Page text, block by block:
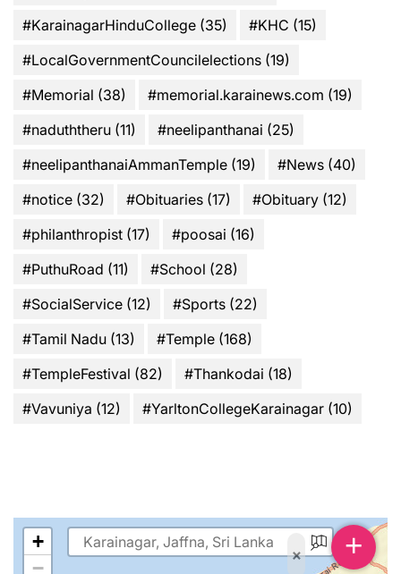
#KarainagarHinduCollege (35) #KHC (15)
#LocalGovernmentCouncilelections (19)
#Memorial (38) #memorial.karainews.com (19)
#naduththeru (11) #neelipanthanai (25)
#neelipanthanaiAmmanTemple (19) #News (40)
#notice (32) #Obituaries (17) #Obituary (12)
#philanthropist (17) #poosai (16)
#PuthuRoad (11) #School (28)
#SocialService (12) #Sports (22)
#Tamil Nadu (13) #Temple (168)
#TempleFestival (82) #Thankodai (18)
#Vavuniya (12) #YarltonCollegeKarainagar (10)
+
−
× +